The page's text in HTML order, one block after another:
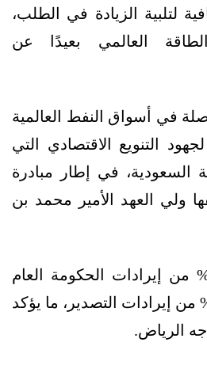
لتلبية الزيادة في الطلب،
العالمي بعيدًا عن
في أسواق النفط العالمية
التنويع الاقتصادي التي
السعودية، في إطار مبادرة
أطلقها ولي العهد الأمير محمد بن
شكّل النفط 67% من إيرادات الحكومة العام
(2022)، و80% من إيرادات التصدير، ما يؤكد
الرياض.